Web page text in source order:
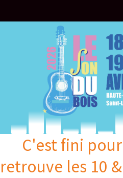
to
C'est fini
retrouve les 10